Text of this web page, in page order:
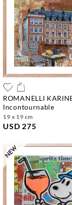
ROMANELLI
incontournable
19 x 19 cm
USD 275